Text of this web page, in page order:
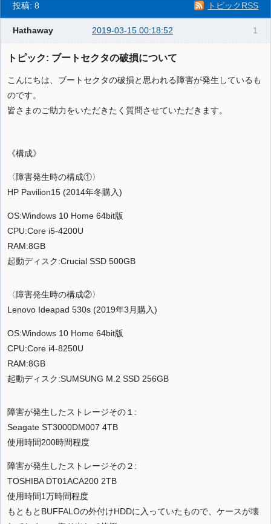
トピックRSS
投稿: 8
1
Hathaway 2019-03-15 00:18:52
トピック: ブートセクタの破損について
こんにちは、ブートセクタの破損と思われる障害が発生しているも
のです。
皆さまのご助力をいただきたく質問させていただきます。
《構成》
〈障害発生時の構成①〉
HP Pavilion15 (2014年冬購入)
OS:Windows 10 Home 64bit版
CPU:Core i5-4200U
RAM:8GB
起動ディスク:Crucial SSD 500GB
〈障害発生時の構成②〉
Lenovo Ideapad 530s (2019年3月購入)
OS:Windows 10 Home 64bit版
CPU:Core i4-8250U
RAM:8GB
起動ディスク:SUMSUNG M.2 SSD 256GB
障害が発生したストレージその１:
Seagate ST3000DM007 4TB
使用時間200時間程度
障害が発生したストレージその２:
TOSHIBA DT01ACA200 2TB
使用時間1万時間程度
もともとBUFFALOの外付けHDDに入っていたもので、ケースが壊